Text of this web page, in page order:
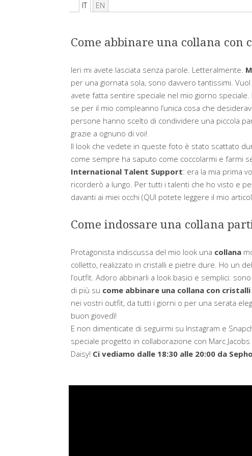
IT EN
Come abbinare una collana con
Ieri mi avete lasciata senza parole. Letteralmente.
per una giornata sola, sono davvero tantissimi.
avete fatta sentire speciale nel mio giorno
se per il mio compleanno l’unica cosa che
persone hanno scelto di condividere una piccola
grazie a ognuno di voi!
Il look che vedete in queste foto è stato scattato
come sempre ha saputo come coccolarmi e farmi
International Talent Support: era la mia prima
ricorderò a lungo. Per tutti i talenti che ho visto e
davanti ai miei occhi (QUI potete leggere il mio
Come indossare una collana
Protagonista indiscussa del mio look una collana
colletto, realizzato in cristalli e pietre dure. Ho un
l’outfit. Adoro abbinarli a look basici e semplici:
di più su come abbinare una collana con
nei vostri outfit, da tutti i giorni o per una serata
buon giovedì!
E non dimenticate di seguirmi su Instagram e
speciale progetto in collaborazione con Marc
Daisy! Ci vediamo dalle 18:30 alle 20:00 da